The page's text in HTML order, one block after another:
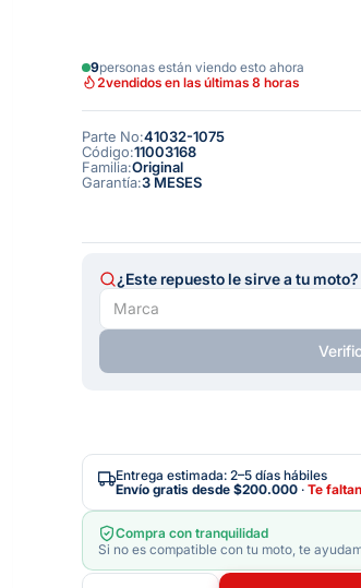
9personas están viendo esto ahora
2vendidos en las últimas 8 horas
Parte No:41032-1075
Código:11003168
Familia:Original
Garantía:3 MESES
¿Este repuesto le sirve a tu moto?
Entrega estimada: 2–5 días hábiles
Envío gratis desde $200.000 · Te faltan
Compra con tranquilidad
Si no es compatible con tu moto, te